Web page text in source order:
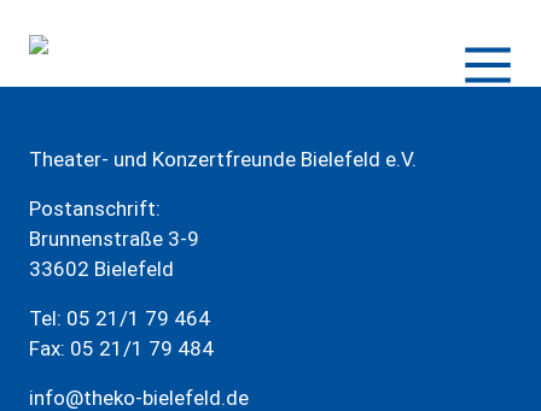
Inhalt
Theater- und Konzertfreunde Bielefeld e.V.
Postanschrift:
Brunnenstraße 3-9
33602 Bielefeld
Tel: 05 21/1 79 464
Fax: 05 21/1 79 484
info@theko-bielefeld.de